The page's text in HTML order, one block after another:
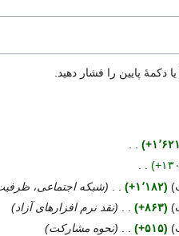
‏
‏
+۱٬۱۸۲ ‏
شبکه اجتماعی،
+۸۶۳ ‏
نقد نرم افزارهای آزاد
+۵۱۵ ‏
نحوه مشارکت